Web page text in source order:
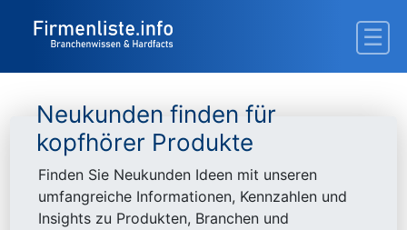
Neukunden finden für
kopfhörer Produkte
Finden Sie Neukunden Ideen mit unseren
umfangreiche Informationen, Kennzahlen und
Insights zu Produkten, Branchen und